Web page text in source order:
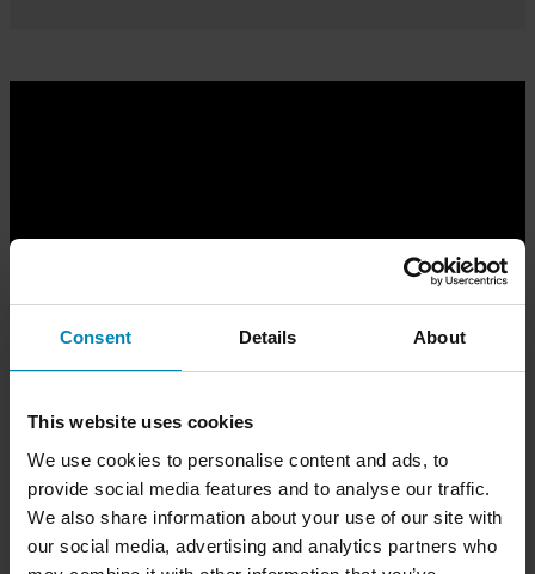
Consent Details About
This website uses cookies
We use cookies to personalise content and ads, to
provide social media features and to analyse our traffic.
We also share information about your use of our site with
our social media, advertising and analytics partners who
Personoi motocross-varusteesi.
Kaiverrus, kirjauli tai printti. Meillä on mahdollisuus lisätä
nimesi, maasi lippu tai kilpailunumerosi varustelaukkuihin,
takkeihin, paitoihin, juomapulloihin, istuinsuojiin, pyörän
tarroihin ja muuhun. Verkkosivustomme helppokäyttöisen